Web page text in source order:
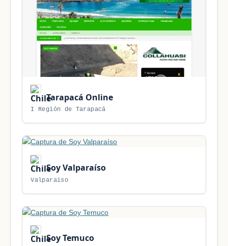
Tarapacá Online
I Región de Tarapacá
Soy Valparaíso
Valparaiso
Soy Temuco